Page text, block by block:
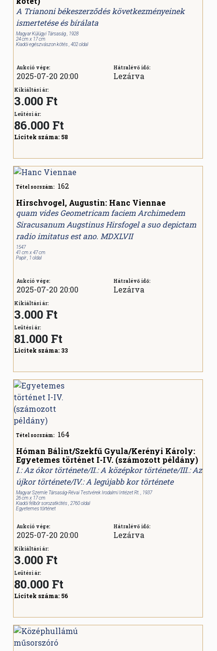
A Trianoni békeszerződés következményeinek
ismertetése és bírálata
Magyar Külügyi Társaság , 1928
24 cm x 17 cm
Kiadói egészvászon kötés , 402 oldal
Aukció vége:
2025-07-20 20:00
Hátralévő idő:
Lezárva
Kikiáltási ár:
3.000 Ft
Leütési ár:
86.000 Ft
Licitek száma: 58
Tétel sorszám: 162
Hirschvogel, Augustin: Hanc Viennae
quam vides Geometricam faciem Archimedem
Siracusanum Augstinus Hirsfogel a suo depictam
radio imitatus est ano. MDXLVII
1547
41 cm x 47 cm
Papír , 1 oldal
Aukció vége:
2025-07-20 20:00
Hátralévő idő:
Lezárva
Kikiáltási ár:
3.000 Ft
Leütési ár:
81.000 Ft
Licitek száma: 33
Tétel sorszám: 164
Hóman Bálint/Szekfű Gyula/Kerényi Károly:
Egyetemes történet I-IV. (számozott példány)
I.: Az ókor története/II.: A középkor története/III.: Az
újkor története/IV.: A legújabb kor története
Magyar Szemle Társaság-Révai Testvérek Irodalmi Intézet Rt. , 1937
26 cm x 17 cm
Kiadói félbőr sorozatkötés , 2760 oldal
Egyetemes történet
Aukció vége:
2025-07-20 20:00
Hátralévő idő:
Lezárva
Kikiáltási ár:
3.000 Ft
Leütési ár:
80.000 Ft
Licitek száma: 56